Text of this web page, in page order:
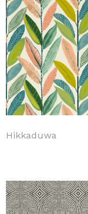
Hikkaduwa